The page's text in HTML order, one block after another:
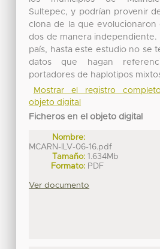
Sultepec, y podrían provenir
clona de la que evolucionaron
dos de manera independiente.
país, hasta este estudio no se
datos que hagan
portadores de haplotipos
Mostrar el registro
objeto digital
Ficheros en el objeto digital
Nombre:
MCARN-ILV-06-16.pdf
Tamaño: 1.634Mb
Formato: PDF
Ver documento